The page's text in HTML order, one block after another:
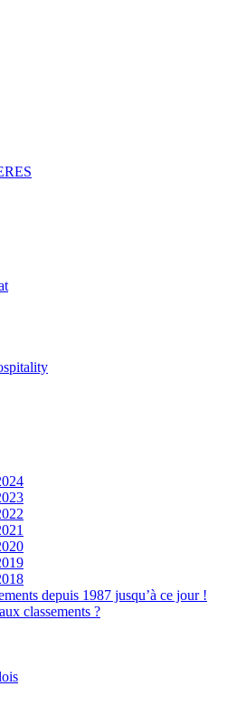
depuis 1987 jusqu’à ce jour !
classements ?